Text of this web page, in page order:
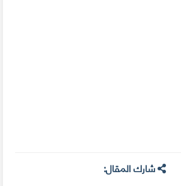
شارك المقال: